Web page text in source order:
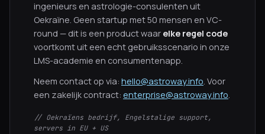
ingenieurs en astrologie-consulenten uit
Oekraïne. Geen startup met 50 mensen en VC-
round — dit is een product waar elke regel code
voortkomt uit een echt gebruiksscenario in onze
LMS-academie en consumentenapp.
Neem contact op via: hello@astroway.info. Voor
een zakelijk contract: enterprise@astroway.info.
// Oekraïens bedrijf, Engelstalige support,
servers in EU + US